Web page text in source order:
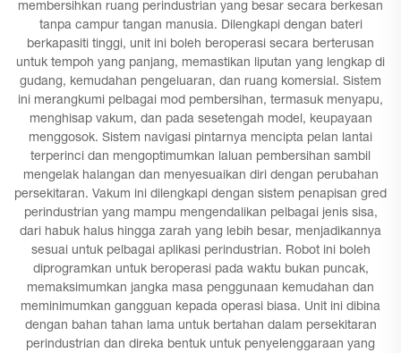
membersihkan ruang perindustrian yang besar secara berkesan
tanpa campur tangan manusia. Dilengkapi dengan bateri
berkapasiti tinggi, unit ini boleh beroperasi secara berterusan
untuk tempoh yang panjang, memastikan liputan yang lengkap di
gudang, kemudahan pengeluaran, dan ruang komersial. Sistem
ini merangkumi pelbagai mod pembersihan, termasuk menyapu,
menghisap vakum, dan pada sesetengah model, keupayaan
menggosok. Sistem navigasi pintarnya mencipta pelan lantai
terperinci dan mengoptimumkan laluan pembersihan sambil
mengelak halangan dan menyesuaikan diri dengan perubahan
persekitaran. Vakum ini dilengkapi dengan sistem penapisan gred
perindustrian yang mampu mengendalikan pelbagai jenis sisa,
dari habuk halus hingga zarah yang lebih besar, menjadikannya
sesuai untuk pelbagai aplikasi perindustrian. Robot ini boleh
diprogramkan untuk beroperasi pada waktu bukan puncak,
memaksimumkan jangka masa penggunaan kemudahan dan
meminimumkan gangguan kepada operasi biasa. Unit ini dibina
dengan bahan tahan lama untuk bertahan dalam persekitaran
perindustrian dan direka bentuk untuk penyelenggaraan yang